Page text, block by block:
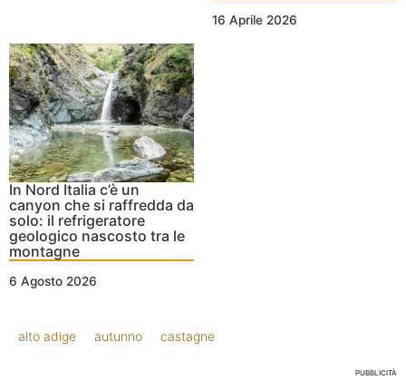
16 Aprile 2026
In Nord Italia c’è un
canyon che si raffredda da
solo: il refrigeratore
geologico nascosto tra le
montagne
6 Agosto 2026
alto adige autunno castagne
PUBBLICITÀ